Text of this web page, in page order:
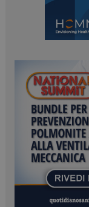
I cookie
sito web
protette
funzionare
NOME
_ga